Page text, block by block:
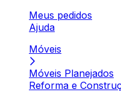
Meus pedidos
Ajuda
Móveis
Móveis Planejados
Reforma e